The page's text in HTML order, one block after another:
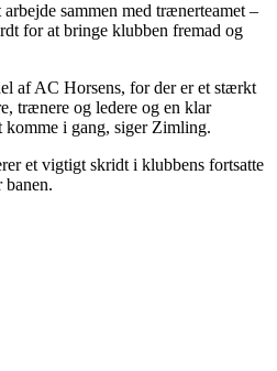
sammen med trænerteamet –
for at bringe klubben fremad og
af AC Horsens, for der er et stærkt
trænere og ledere og en klar
i gang, siger Zimling.
et vigtigt skridt i klubbens fortsatte